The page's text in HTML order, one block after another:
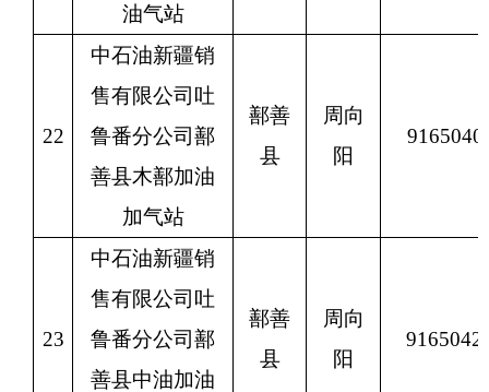
油气站
22
中石油新疆销
售有限公司吐
鲁番分公司鄯
善县木鄯加油
加气站
鄯善
县
周向
阳
23
中石油新疆销
售有限公司吐
鲁番分公司鄯
善县中油加油
鄯善
县
周向
阳